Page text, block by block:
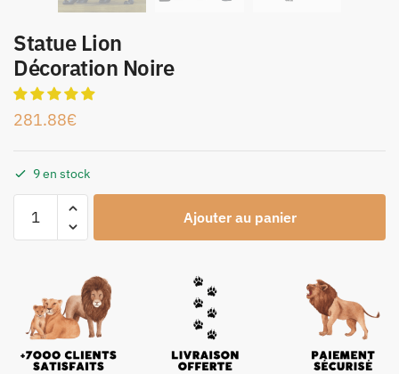
Statue Lion
Décoration Noire
281.88€
9 en stock
Ajouter au panier